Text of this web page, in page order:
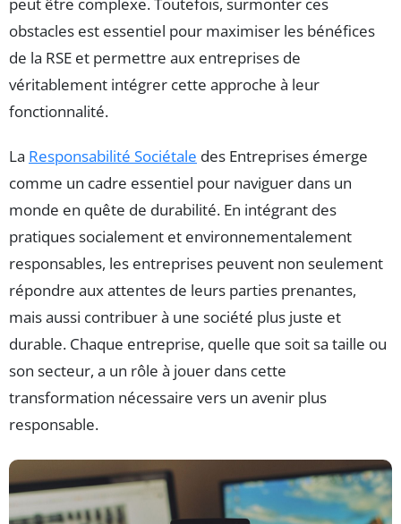
peut être complexe. Toutefois, surmonter ces
obstacles est essentiel pour maximiser les bénéfices
de la RSE et permettre aux entreprises de
véritablement intégrer cette approche à leur
fonctionnalité.
La Responsabilité Sociétale des Entreprises émerge
comme un cadre essentiel pour naviguer dans un
monde en quête de durabilité. En intégrant des
pratiques socialement et environnementalement
responsables, les entreprises peuvent non seulement
répondre aux attentes de leurs parties prenantes,
mais aussi contribuer à une société plus juste et
durable. Chaque entreprise, quelle que soit sa taille ou
son secteur, a un rôle à jouer dans cette
transformation nécessaire vers un avenir plus
responsable.